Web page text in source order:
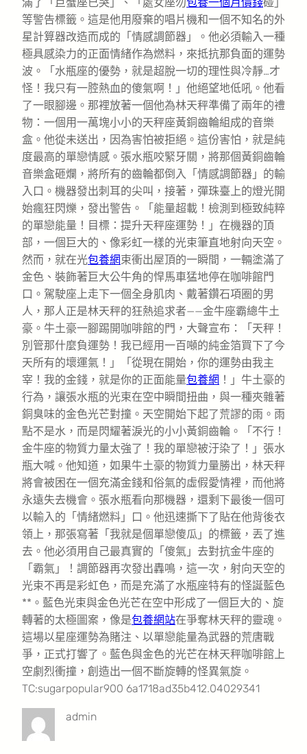
等警告標籤。這是他用廢棄的唱片機和一個不知名的外
星計算器改造而成的「情感調節器」。他必須輸入一種
極具感染力的正面情緒作為燃料，來抵抗那負面的運勢
波。「水瓶座的優勢，就是超脫一切的理性與冷靜…才
怪！我只有一腔熱血的傻氣啊！」他絕望地低吼。他看
了一眼腳邊。那裡放著一個他為林天秤準備了兩年的禮
物：一個用一萬塊小小的天秤座黃銅齒輪組成的音樂
盒。他從未送出，因為害怕被拒絕。這份害怕，就是純
度最高的單戀情感。張水瓶咬緊牙關，將那個黃銅齒輪
音樂盒砸爛，將所有的齒輪都倒入「情感調節器」的輸
入口。機器發出刺耳的尖叫，接著，彈珠臺上的燈光開
始瘋狂閃爍，發出警告。「能量超載！檢測到極致純粹
的單戀能量！目標：提升天秤座運勢！」在機器的頂
部，一個巨大的、像彩虹一樣的光束筆直地射向天空。
然而，就在光包養網束衝出屋頂的一瞬間，一輛塗滿了
金色、裝飾著巨大公牛角的悍馬車猛地停在咖啡館門
口。駕駛座上走下一個全身肌肉、戴著鑽石項圈的男
人，那人正是林天秤的狂熱追求者——金牛座霸總牛土
豪。牛土豪一腳踢開咖啡館的門，大聲宣布：「天秤！
別管那什麼負運勢！我已經用一百噸的純金箔買下了今
天所有的壞運氣！」「從現在開始，你的運勢由我主
宰！我的金錢，就是你的正面能量包養網 ！」牛土豪的
行為，讓張水瓶的光束在空中瞬間扭曲，與一種夾雜著
銅臭味的金色光芒對撞。天空開始下起了荒謬的雨。雨
點不是水，而是閃耀著淚光的小小黃銅齒輪。「不行！
金牛座的物質力量太強了！我的單戀被汙染了！」張水
瓶大喊。他知道，如果牛土豪的物質力量勝出，林天秤
將會被困在一個充滿金錢和俗氣的虛假愛情裡，而他將
永遠失去機會。張水瓶看向那機器，還剩下最後一個可
以輸入的「情緒燃料」口。他迅速撕下了貼在他背後衣
領上，那張寫著「我就是個單戀傻瓜」的標籤，丟了進
去。他必須用自己最真實的「傻氣」去對抗金牛座的
「霸氣」！調節器再次發出轟鳴，這一次，射向天空的
光束不再是彩虹色，而是充滿了水瓶座特有的怪誕藍色
**。藍色光束與金色光芒在空中形成了一個巨大的、旋
轉著的太極圖案，像是包養網站在爭奪林天秤的靈魂。
這場以星座運勢為賭注、以單戀能量為武器的荒唐戰
爭，正式打響了。藍色與金色的光芒在林天秤咖啡館上
空劇烈衝撞，創造出一個不斷旋轉的怪異氣旋。
TC:sugarpopular900 6a1718ad35b412.04029341
admin